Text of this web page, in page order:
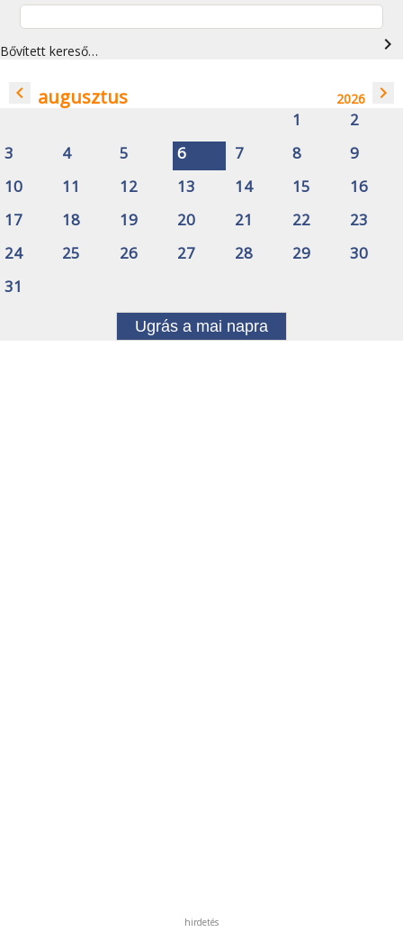
Bővített kereső… navigate_next
navigate_before augusztus 2026 navigate_next
1
2
3
4 5 6 7 8
9
10
11 12 13 14 15
16
17
18 19 20 21 22
23
24
25 26 27 28 29
30
31
Ugrás a mai napra
hirdetés